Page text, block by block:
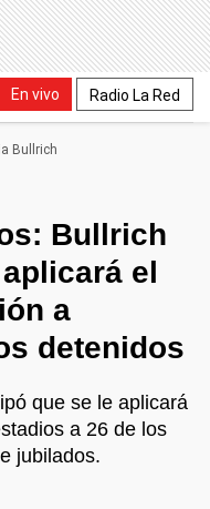
En vivo Radio La Red
Bullrich
Bullrich
el
a
detenidos
que se le aplicará
a 26 de los
jubilados.